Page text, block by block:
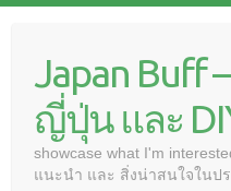
Japan Buff
ญี่ปุ่น และ
showcase what I'm
แนะนำ และ สิ่งน่าสนใจในป